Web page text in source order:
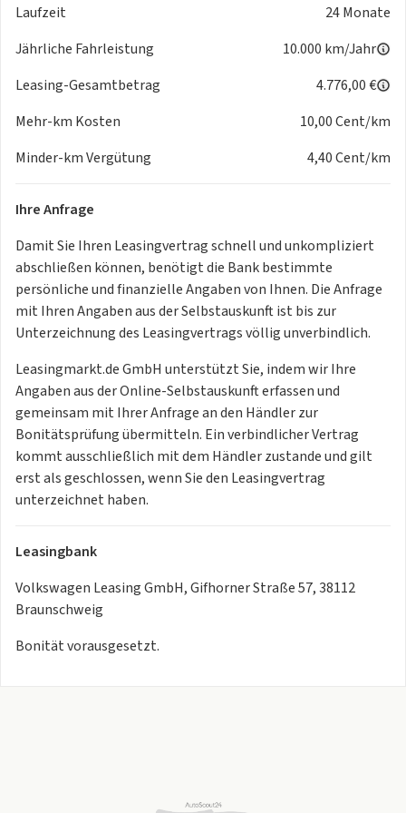
Notbremsassistent "Front Assist" mit Fußgänger- und
Radfahrererkennung
Parkassistent "Park Assist Plus" inkl. Einparkhilfe
Geschwindigkeitsbegrenzer mit vorausschauender
Aufmerksamkeits- und Müdigkeitswarnung mit
Fahrerbeobachtungskamera
Rückfahrkamera "Rear View"
Ausstiegswarnung
Verkehrszeichenerkennung
Kreuzungsassistent
Abbiegebremsfunktion und Ausweichunterstützung
Fußgängerschutzmaßnahmen erweitert
ISOFIX-Halteösen für Kindersitze auf den äußeren
Rücksitzen sowie auf dem
Beifahrersitz, i-Size-kompatibel
Fahrprofilauswahl
Servolenkung elektromechanisch,
geschwindigkeitsabhängig geregelt
Dreipunkt-Automatiksicherheitsgurte mit Gurtstraffer für
die äußeren Rücksitzplätze
Diebstahlwarnanlage mit Innenraumüberwachung, Back-
Abschleppschutz
3 Kopfstützen hinten
Berganfahrassistent
Kopfstützen vorn im Sitz integriert
Airbag für Fahrer und Beifahrer, mit Beifahrerairbag-
Proaktives Insassenschutzsystem
Laufzeit
24 Monate
Jährliche Fahrleistung
10.000 km/Jahr
Leasing-Gesamtbetrag
4.776,00 €
Mehr-km Kosten
10,00 Cent/km
Minder-km Vergütung
4,40 Cent/km
Ihre Anfrage
Damit Sie Ihren Leasingvertrag schnell und unkompliziert
abschließen können, benötigt die Bank bestimmte
persönliche und finanzielle Angaben von Ihnen. Die Anfrage
mit Ihren Angaben aus der Selbstauskunft ist bis zur
Unterzeichnung des Leasingvertrags völlig unverbindlich.
Leasingmarkt.de GmbH unterstützt Sie, indem wir Ihre
Angaben aus der Online-Selbstauskunft erfassen und
gemeinsam mit Ihrer Anfrage an den Händler zur
Bonitätsprüfung übermitteln. Ein verbindlicher Vertrag
kommt ausschließlich mit dem Händler zustande und gilt
erst als geschlossen, wenn Sie den Leasingvertrag
unterzeichnet haben.
Leasingbank
Volkswagen Leasing GmbH, Gifhorner Straße 57, 38112
Braunschweig
Bonität vorausgesetzt.